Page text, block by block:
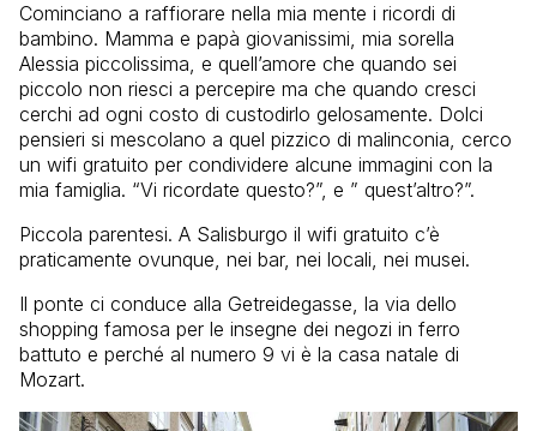
Cominciano a raffiorare nella mia mente i ricordi di
bambino. Mamma e papà giovanissimi, mia sorella
Alessia piccolissima, e quell’amore che quando sei
piccolo non riesci a percepire ma che quando cresci
cerchi ad ogni costo di custodirlo gelosamente. Dolci
pensieri si mescolano a quel pizzico di malinconia, cerco
un wifi gratuito per condividere alcune immagini con la
mia famiglia. “Vi ricordate questo?”, e ” quest’altro?”.
Piccola parentesi. A Salisburgo il wifi gratuito c’è
praticamente ovunque, nei bar, nei locali, nei musei.
Il ponte ci conduce alla Getreidegasse, la via dello
shopping famosa per le insegne dei negozi in ferro
battuto e perché al numero 9 vi è la casa natale di
Mozart.